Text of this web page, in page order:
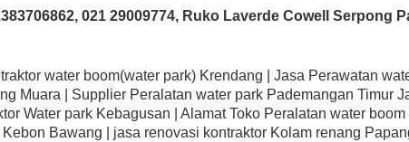
021 29009774, Ruko Laverde Cowell Serpong
water boom(water park) Krendang | Jasa Perawatan
Muara | Supplier Peralatan water park Pademangan Timur
Water park Kebagusan | Alamat Toko Peralatan water
Bawang | jasa renovasi kontraktor Kolam renang